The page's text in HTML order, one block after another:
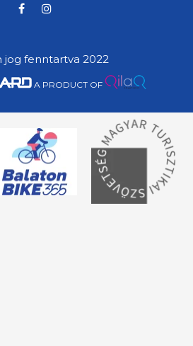
jog fenntartva 2022
A PRODUCT OF